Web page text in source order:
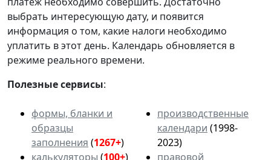
выбрать интересующую дату, и появится
информация о том, какие налоги необходимо
уплатить в этот день. Календарь обновляется в
режиме реального времени.
Полезные сервисы:
формы, бланки и
образцы
заполнения (1267+)
калькуляторы (100+)
производственные
календари (1998-
2023)
правовой